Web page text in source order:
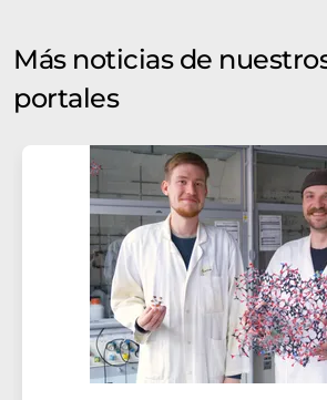
Más noticias de
portales